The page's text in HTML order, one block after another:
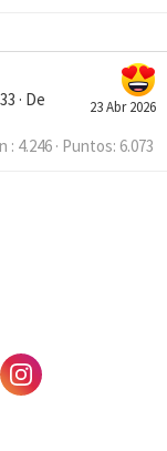
23 Abr 2026
33 · De
4.246 Puntos 6.073